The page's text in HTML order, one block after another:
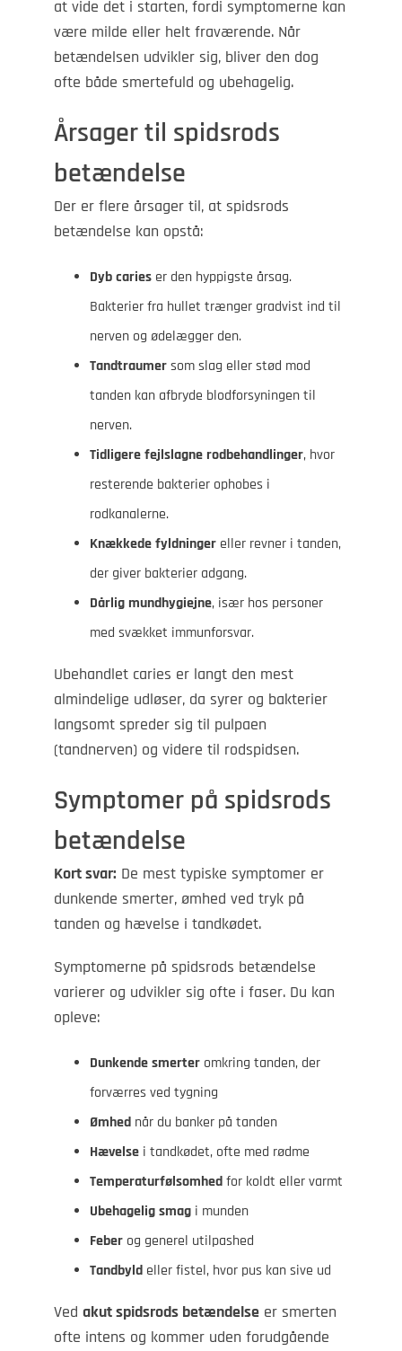
at vide det i starten, fordi symptomerne kan
være milde eller helt fraværende. Når
betændelsen udvikler sig, bliver den dog
ofte både smertefuld og ubehagelig.
Årsager til spidsrods
betændelse
Der er flere årsager til, at spidsrods
betændelse kan opstå:
Dyb carieser den hyppigste årsag.
Bakterier fra hullet trænger gradvist ind til
nerven og ødelægger den.
Tandtraumersom slag eller stød mod
tanden kan afbryde blodforsyningen til
nerven.
Tidligere fejlslagne rodbehandlinger, hvor
resterende bakterier ophobes i
rodkanalerne.
Knækkede fyldningereller revner i tanden,
der giver bakterier adgang.
Dårlig mundhygiejne, især hos personer
med svækket immunforsvar.
Ubehandlet caries er langt den mest
almindelige udløser, da syrer og bakterier
langsomt spreder sig til pulpaen
(tandnerven) og videre til rodspidsen.
Symptomer på spidsrods
betændelse
Kort svar: De mest typiske symptomer er
dunkende smerter, ømhed ved tryk på
tanden og hævelse i tandkødet.
Symptomerne på spidsrods betændelse
varierer og udvikler sig ofte i faser. Du kan
opleve:
Dunkende smerteromkring tanden, der
forværres ved tygning
Ømhednår du banker på tanden
Hævelsei tandkødet, ofte med rødme
Temperaturfølsomhedfor koldt eller varmt
Ubehagelig smagi munden
Feberog generel utilpashed
Tandbyldeller fistel, hvor pus kan sive ud
Ved akut spidsrods betændelseer smerten
ofte intens og kommer uden forudgående